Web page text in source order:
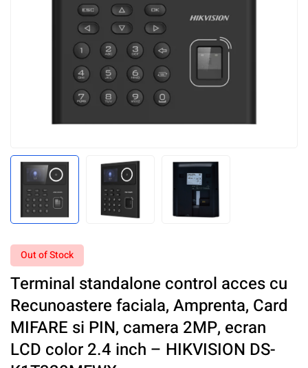
Out of Stock
Terminal standalone control acces cu
Recunoastere faciala, Amprenta, Card
MIFARE si PIN, camera 2MP, ecran
LCD color 2.4 inch – HIKVISION DS-